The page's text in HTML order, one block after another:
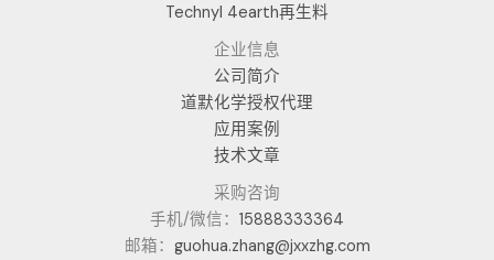
Technyl 4earth再生料
企业信息
公司简介
道默化学授权代理
应用案例
技术文章
采购咨询
手机/微信： 15888333364
邮箱： guohua.zhang@jxxzhg.com